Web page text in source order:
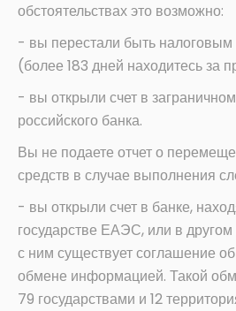
обстоятельствах это возможно:
- вы перестали быть
(более 183 дней находитесь за
- вы открыли счет в
российского банка.
Вы не подаете отчет о
средств в случае выполнения
- вы открыли счет в банке,
государстве ЕАЭС, или в другом
с ним существует соглашение
обмене информацией. Такой
79 государствами и 12